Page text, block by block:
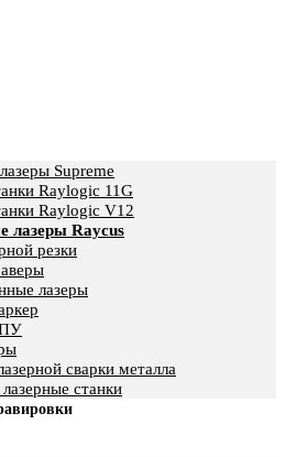
Supreme
Raylogic 11G
Raylogic V12
лазеры Raycus
резки
лазеры
сварки металла
станки